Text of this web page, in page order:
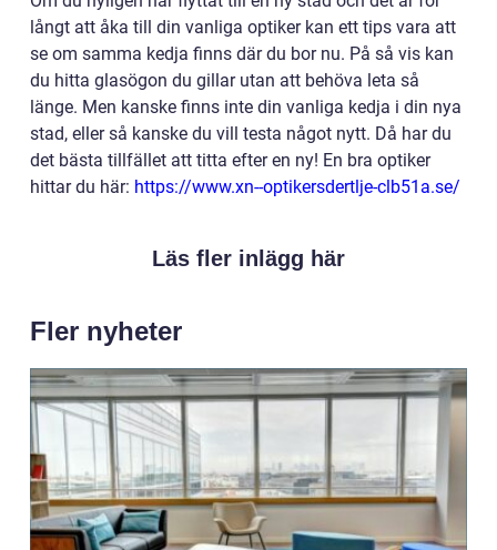
långt att åka till din vanliga optiker kan ett tips vara att
se om samma kedja finns där du bor nu. På så vis kan
du hitta glasögon du gillar utan att behöva leta så
länge. Men kanske finns inte din vanliga kedja i din nya
stad, eller så kanske du vill testa något nytt. Då har du
det bästa tillfället att titta efter en ny! En bra optiker
hittar du här: https://www.xn--optikersdertlje-clb51a.se/
Läs fler inlägg här
Fler nyheter